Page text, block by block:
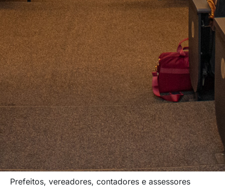
Prefeitos, vereadores, contadores e assessores